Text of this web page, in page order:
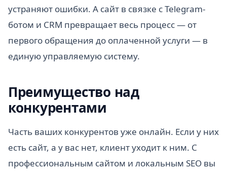
устраняют ошибки. А сайт в связке с Telegram-
ботом и CRM превращает весь процесс — от
первого обращения до оплаченной услуги — в
единую управляемую систему.
Преимущество над
конкурентами
Часть ваших конкурентов уже онлайн. Если у них
есть сайт, а у вас нет, клиент уходит к ним. С
профессиональным сайтом и локальным SEO вы